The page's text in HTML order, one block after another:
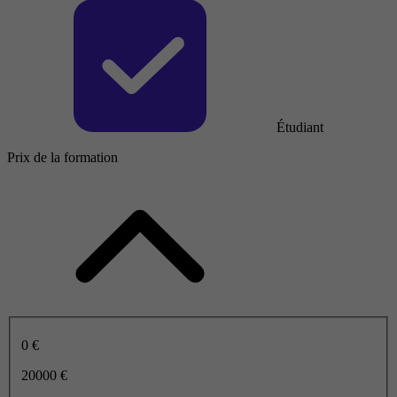
Étudiant
Prix de la formation
0 €
20000 €